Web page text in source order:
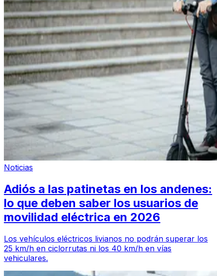
Noticias
Adiós a las patinetas en los andenes:
lo que deben saber los usuarios de
movilidad eléctrica en 2026
Los vehículos eléctricos livianos no podrán superar los
25 km/h en ciclorrutas ni los 40 km/h en vías
vehiculares.